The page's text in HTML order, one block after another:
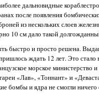
дальновидные
после появления
из нескольких слоев
10 см дало такой
быстро и просто решена.
ждать 12 лет. Это
морское
«Лав», «Тоннант» и
бомбы и ядра не смогли